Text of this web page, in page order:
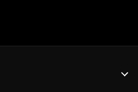
จากครอบครัวแท้ๆและทายาทจอมปลอม